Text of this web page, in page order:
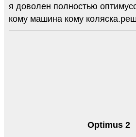
я доволен полностью
кому машина кому
Optimus 2